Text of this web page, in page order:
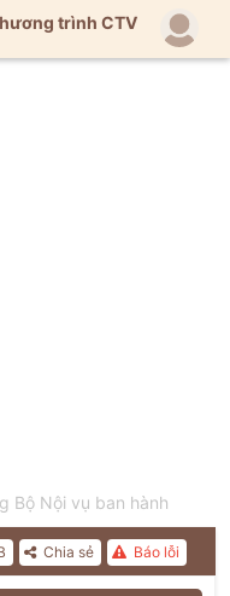
trình CTV
Bộ Nội vụ ban hành
Báo lỗi
Chia sẻ